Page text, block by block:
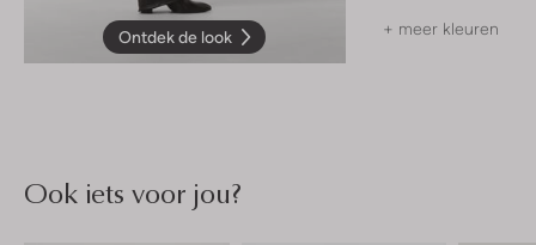
Ontdek de look + meer kleuren
Ook iets voor jou?